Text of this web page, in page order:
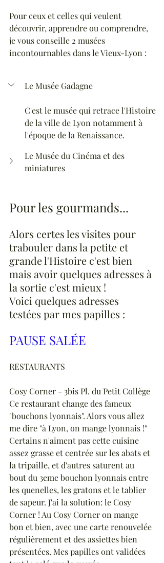
Pour ceux et celles qui veulent
découvrir, apprendre ou comprendre,
je vous conseille 2 musées
incontournables dans le Vieux-Lyon :
Le Musée Gadagne
C'est le musée qui retrace l'Histoire
de la ville de Lyon notamment à
l'époque de la Renaissance.
Le Musée du Cinéma et des
miniatures
Pour les gourmands...
Alors certes les visites pour
trabouler dans la petite et
grande l'Histoire c'est bien
mais avoir quelques adresses à
la sortie c'est mieux !
Voici quelques adresses
testées par mes papilles :
PAUSE SALÉE
RESTAURANTS
Cosy Corner - 3bis Pl. du Petit Collège
Ce restaurant change des fameux
"bouchons lyonnais". Alors vous allez
me dire "à Lyon, on mange lyonnais !"
Certains n'aiment pas cette cuisine
assez grasse et centrée sur les abats et
la tripaille, et d'autres saturent au
bout du 3eme bouchon lyonnais entre
les quenelles, les gratons et le tablier
de sapeur. J'ai la solution: le Cosy
Corner ! Au Cosy Corner on mange
bon et bien, avec une carte renouvelée
régulièrement et des assiettes bien
présentées. Mes papilles ont validées